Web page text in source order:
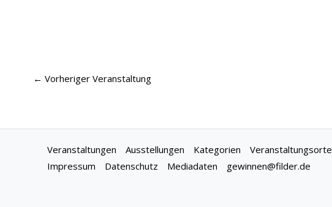
← Vorheriger Veranstaltung
Veranstaltungen Ausstellungen Kategorien Veranstaltungsorte
Impressum
Datenschutz Mediadaten gewinnen@filder.de